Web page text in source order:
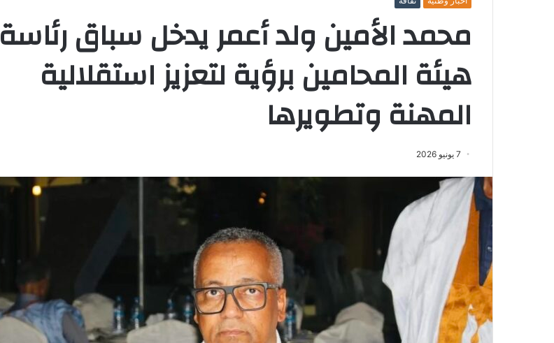
محمد الأمين ولد أعمر يدخل سباق رئاسة
هيئة المحامين برؤية لتعزيز استقلالية
المهنة وتطويرها
7 يونيو 2026